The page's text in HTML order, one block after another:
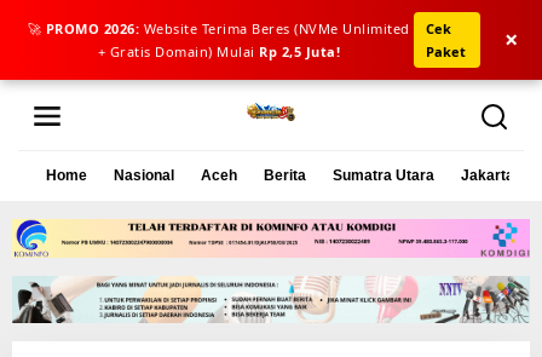
🚀 PROMO 2026: Website Terima Beres (NVMe Unlimited
+ Gratis Domain) Mulai Rp 2,5 Juta!
Cek
Paket
×
L
Home Nasional Aceh Berita Sumatra Utara Jakarta